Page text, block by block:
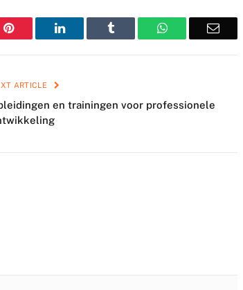
Pinterest LinkedIn Tumblr WhatsAppEmail
ARTICLE
en trainingen voor professionele